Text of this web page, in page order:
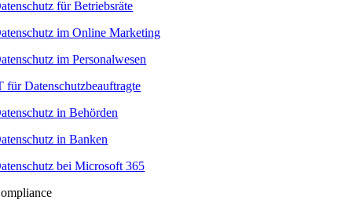
für Betriebsräte
im Online Marketing
im Personalwesen
für Datenschutzbeauftragte
in Behörden
in Banken
bei Microsoft 365